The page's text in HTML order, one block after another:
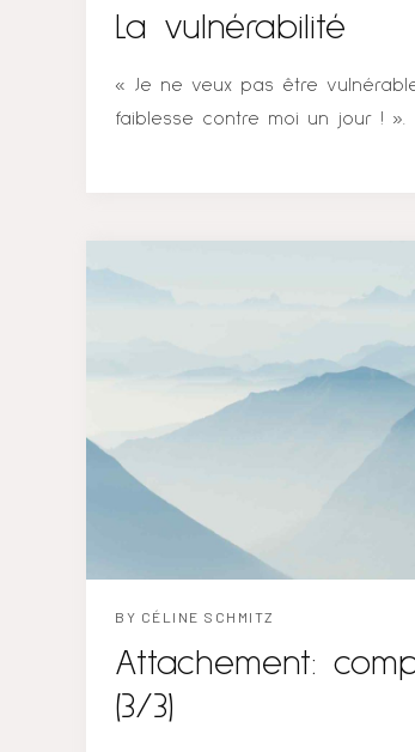
La vulnérabilité
« Je ne veux pas être
faiblesse contre moi un jour !
émotions, nos peurs, nos
mal à être vulnérables, et cela
du rejet et expérience passées
BY CÉLINE SCHMITZ
Attachement:
(3/3)